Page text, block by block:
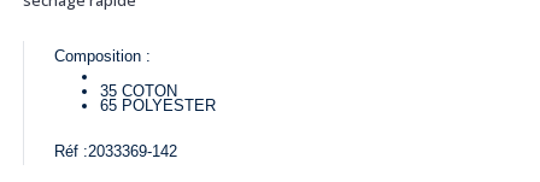
Composition :
35 COTON
65 POLYESTER
Réf :2033369-142